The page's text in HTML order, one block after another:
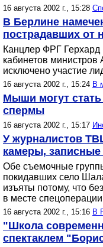
16 августа 2002 г., 15:28
В Берлине
пострадавших от
Канцлер ФРГ Герхард
кабинетов
исключено участие
16 августа 2002 г., 15:24 В
Мыши могут стать
спермы
16 августа 2002 г., 15:17
У журналистов
камеры,
Обе съемочные
покидавших село
изъяты потому, что
в месте
16 августа 2002 г., 15:16 В
"Школа
спектаклем